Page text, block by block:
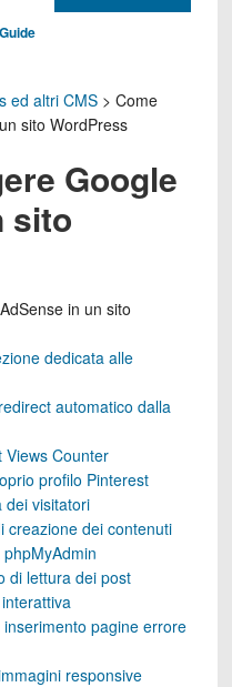
Guide
ed altri CMS> Come
sito WordPress
Google
sito
in un sito
dedicata alle
automatico dalla
Views Counter
profilo Pinterest
dei visitatori
creazione dei contenuti
di lettura dei post
pagine errore
responsive